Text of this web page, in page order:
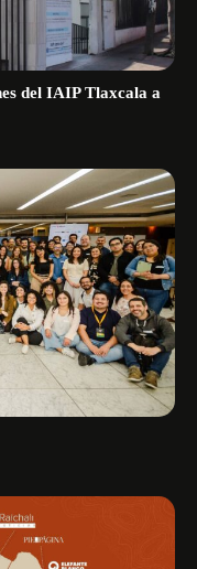
del IAIP Tlaxcala a